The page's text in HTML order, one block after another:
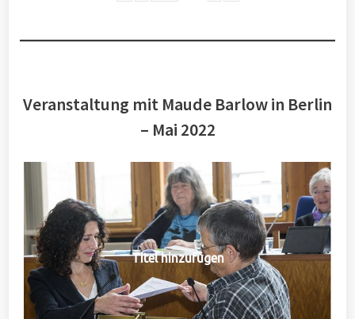
Veranstaltung mit Maude Barlow in Berlin
– Mai 2022
Titel hinzufügen